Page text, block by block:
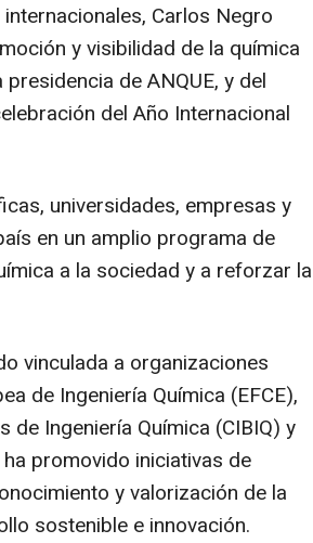
Carlos Negro
y visibilidad de la química
de ANQUE, y del
del Año Internacional
universidades, empresas y
en un amplio programa de
a la sociedad y a reforzar la
vinculada a organizaciones
de Ingeniería Química (EFCE),
de Ingeniería Química (CIBIQ) y
promovido iniciativas de
y valorización de la
sostenible e innovación.